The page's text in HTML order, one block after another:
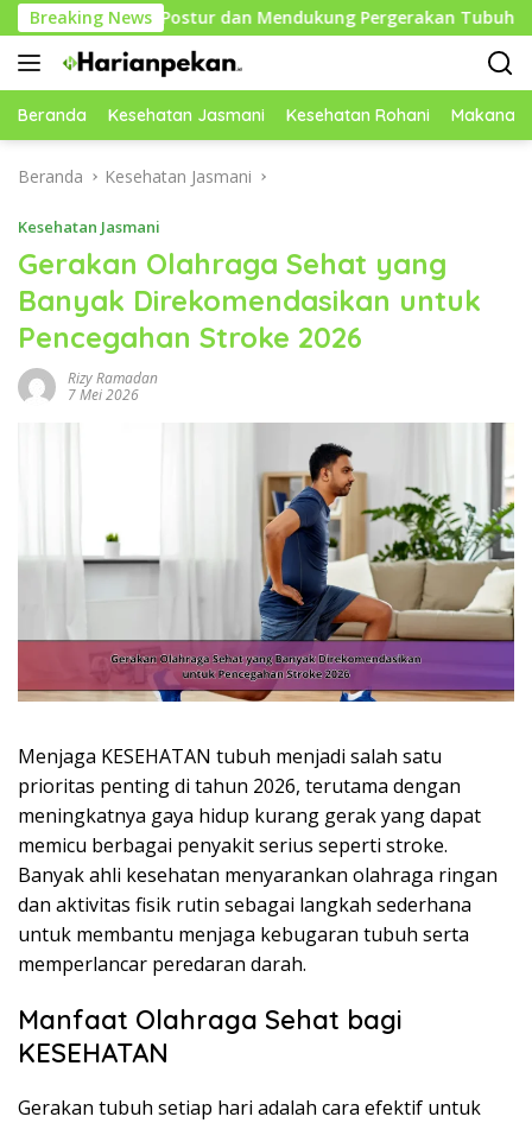
Langsung
ke
konten
Breaking News
Postur dan Mendukung Pergerakan Tubuh
Beranda Kesehatan Jasmani Kesehatan Rohani Makanan
Beranda Kesehatan Jasmani
Kesehatan Jasmani
Gerakan Olahraga Sehat yang
Banyak Direkomendasikan untuk
Pencegahan Stroke 2026
Rizy Ramadan
7 Mei 2026
Menjaga KESEHATAN tubuh menjadi salah satu
prioritas penting di tahun 2026, terutama dengan
meningkatnya gaya hidup kurang gerak yang dapat
memicu berbagai penyakit serius seperti stroke.
Banyak ahli kesehatan menyarankan olahraga ringan
dan aktivitas fisik rutin sebagai langkah sederhana
untuk membantu menjaga kebugaran tubuh serta
memperlancar peredaran darah.
Manfaat Olahraga Sehat bagi
KESEHATAN
Gerakan tubuh setiap hari adalah cara efektif untuk